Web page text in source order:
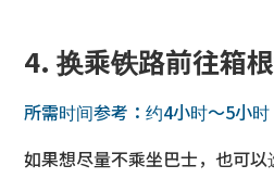
4. 换乘铁路前往箱
所需时间参考：约4小时〜5小时
如果想尽量不乘坐巴士，也可以